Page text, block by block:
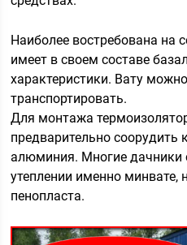
Наиболее востребована на
имеет в своем составе
характеристики. Вату
транспортировать.
Для монтажа
предварительно соорудить
алюминия. Многие дачники
утеплении именно минвате,
пенопласта.